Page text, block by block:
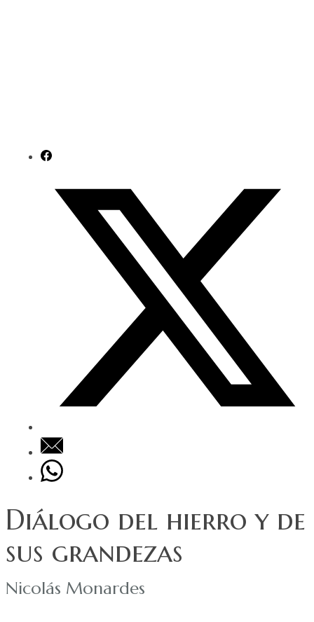
Diálogo del hierro y de
sus grandezas
Nicolás Monardes